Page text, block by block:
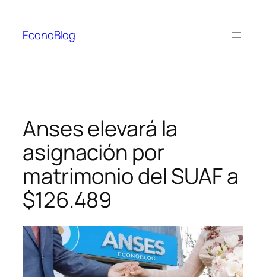
contenido
EconoBlog
Anses elevará la
asignación por
matrimonio del SUAF a
$126.489